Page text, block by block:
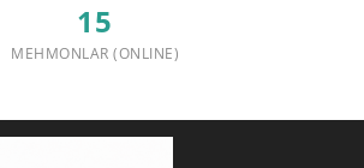
15
MEHMONLAR (ONLINE)